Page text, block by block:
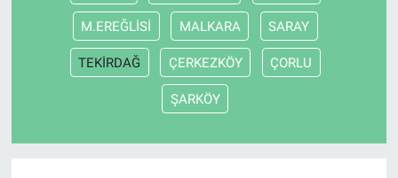
M.EREĞLİSİ MALKARA SARAY
TEKİRDAĞ ÇERKEZKÖY ÇORLU
ŞARKÖY